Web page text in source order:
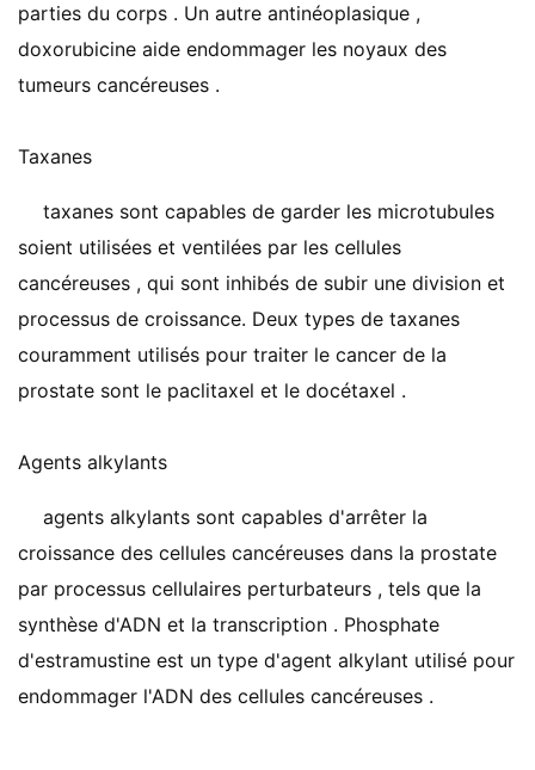
parties du corps . Un autre antinéoplasique ,
doxorubicine aide endommager les noyaux des
tumeurs cancéreuses .
Taxanes
taxanes sont capables de garder les microtubules
soient utilisées et ventilées par les cellules
cancéreuses , qui sont inhibés de subir une division et
processus de croissance. Deux types de taxanes
couramment utilisés pour traiter le cancer de la
prostate sont le paclitaxel et le docétaxel .
Agents alkylants
agents alkylants sont capables d'arrêter la
croissance des cellules cancéreuses dans la prostate
par processus cellulaires perturbateurs , tels que la
synthèse d'ADN et la transcription . Phosphate
d'estramustine est un type d'agent alkylant utilisé pour
endommager l'ADN des cellules cancéreuses .